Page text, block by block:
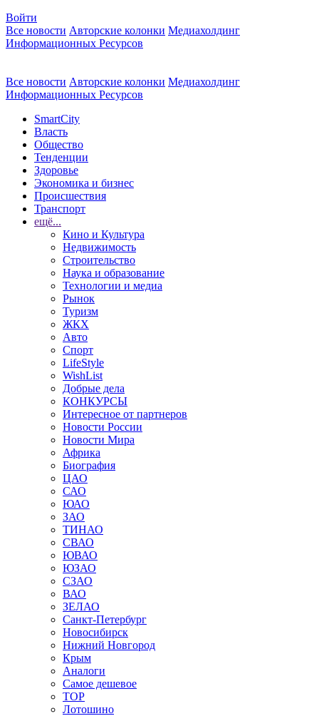
Войти
Все новости Авторские колонки Медиахолдинг
Информационных Ресурсов
Все новости Авторские колонки Медиахолдинг
Информационных Ресурсов
SmartCity
Власть
Общество
Тенденции
Здоровье
Экономика и бизнес
Происшествия
Транспорт
ещё...
Кино и Культура
Недвижимость
Строительство
Наука и образование
Технологии и медиа
Рынок
Туризм
ЖКХ
Авто
Спорт
LifeStyle
WishList
Добрые дела
КОНКУРСЫ
Интересное от партнеров
Новости России
Новости Мира
Африка
Биография
ЦАО
САО
ЮАО
ЗАО
ТИНАО
СВАО
ЮВАО
ЮЗАО
СЗАО
ВАО
ЗЕЛАО
Санкт-Петербург
Новосибирск
Нижний Новгород
Крым
Аналоги
Самое дешевое
TOP
Лотошино